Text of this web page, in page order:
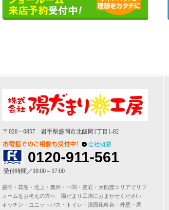
〒020－0857 岩手県盛岡市北飯岡1丁目1-82
会社概要
0120-911-561
受付時間／10:00～17:00
盛岡・花巻・北上・奥州・一関・釜石・大船渡エリアでリフ
ォームをお考えの方へ 陽だまり工房におまかせください
キッチン・ユニットバス・トイレ・洗面化粧台・外壁・屋